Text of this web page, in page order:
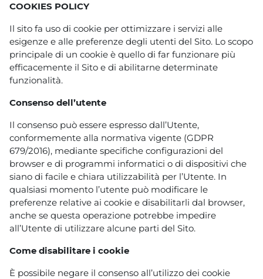
COOKIES POLICY
Il sito fa uso di cookie per ottimizzare i servizi alle
esigenze e alle preferenze degli utenti del Sito. Lo scopo
principale di un cookie è quello di far funzionare più
efficacemente il Sito e di abilitarne determinate
funzionalità.
Consenso dell’utente
Il consenso può essere espresso dall’Utente,
conformemente alla normativa vigente (GDPR
679/2016), mediante specifiche configurazioni del
browser e di programmi informatici o di dispositivi che
siano di facile e chiara utilizzabilità per l’Utente. In
qualsiasi momento l’utente può modificare le
preferenze relative ai cookie e disabilitarli dal browser,
anche se questa operazione potrebbe impedire
all’Utente di utilizzare alcune parti del Sito.
Come disabilitare i cookie
È possibile negare il consenso all’utilizzo dei cookie